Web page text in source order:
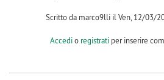
Scritto da marco9lli il Ven, 12/03/
Accedio registratiper inserire